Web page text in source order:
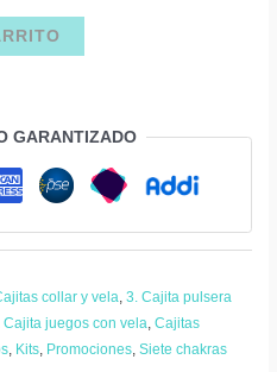
GARANTIZADO
collar y vela,3. Cajita pulsera
Cajita juegos con vela,Cajitas
, Kits, Promociones,Siete chakras